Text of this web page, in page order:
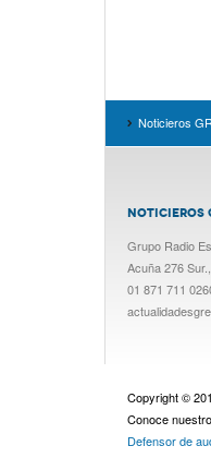
Noticieros
NOTICIEROS
Grupo Radio
Acuña 276
01 871 711
Copyright ©
Conoce nuestro
Defensor de